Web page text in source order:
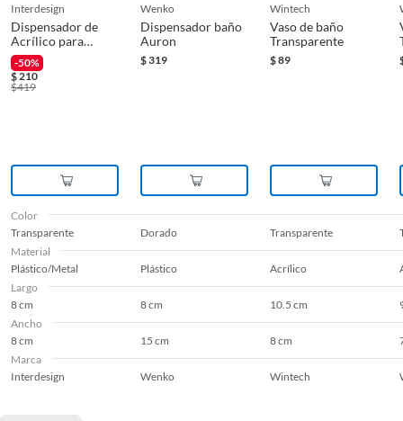
interdesign
Dispensador de
Acrílico para
Jabón
-50%
$210
$419
wenko
Dispensador baño
Auron
$319
wintech
Vaso de baño
Transparente
$89
Color
Transparente
Dorado Transparente
Material
Plástico/Metal
Plástico Acrílico
Largo
8 cm
8 cm 10.5 cm
Ancho
8 cm
15 cm 8 cm
Marca
Interdesign
Wenko Wintech